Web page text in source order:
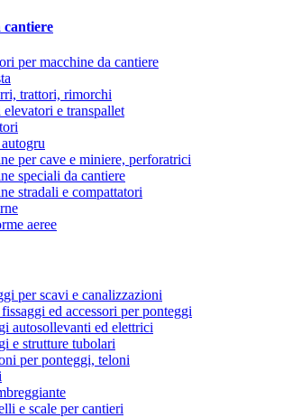
cantiere
per macchine da cantiere
trattori, rimorchi
e transpallet
per cave e miniere, perforatrici
speciali da cantiere
stradali e compattatori
aeree
per scavi e canalizzazioni
ed accessori per ponteggi
autosollevanti ed elettrici
e strutture tubolari
per ponteggi, teloni
e scale per cantieri